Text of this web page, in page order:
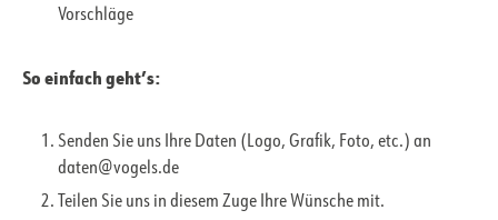
Vorschläge
So einfach geht’s:
Senden Sie uns Ihre Daten (Logo, Grafik, Foto, etc.) an
daten@vogels.de
Teilen Sie uns in diesem Zuge Ihre Wünsche mit.